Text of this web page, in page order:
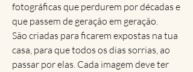
fotográficas que perdurem por décadas e
que passem de geração em geração.
São criadas para ficarem expostas na tua
casa, para que todos os dias sorrias, ao
passar por elas. Cada imagem deve ter